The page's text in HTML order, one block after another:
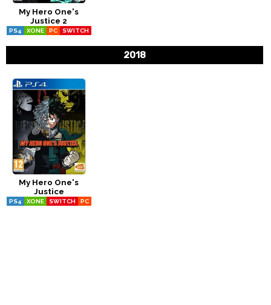
My Hero One's
Justice 2
PS4 XONE PC SWITCH
2018
My Hero One's
Justice
PS4 XONE SWITCH PC